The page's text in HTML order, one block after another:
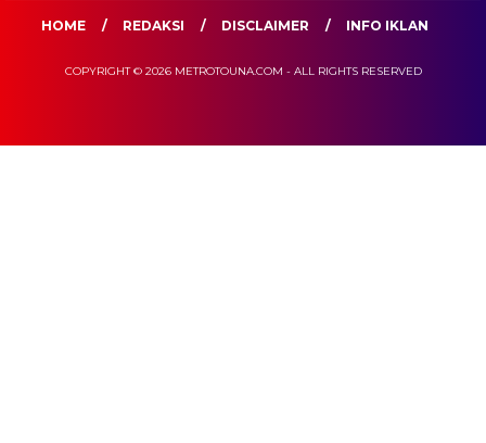
HOME REDAKSI DISCLAIMER INFO IKLAN
COPYRIGHT © 2026 METROTOUNA.COM - ALL RIGHTS RESERVED